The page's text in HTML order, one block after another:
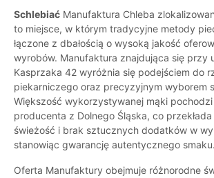
Schlebiać Manufaktura Chleba
to miejsce, w którym tradycyjne metody
łączone z dbałością o wysoką jakość
wyrobów. Manufaktura znajdująca się przy
Kasprzaka 42 wyróżnia się podejściem do
piekarniczego oraz precyzyjnym wyborem
Większość wykorzystywanej mąki
producenta z Dolnego Śląska, co przekłada
świeżość i brak sztucznych dodatków w
stanowiąc gwarancję autentycznego smaku.
Oferta Manufaktury obejmuje różnorodne